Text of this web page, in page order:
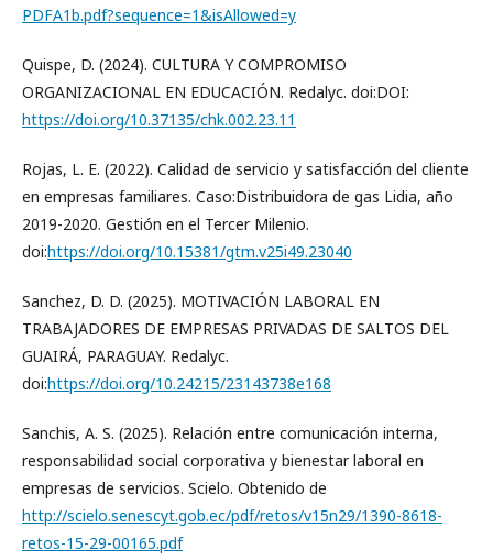
PDFA1b.pdf?sequence=1&isAllowed=y
Quispe, D. (2024). CULTURA Y COMPROMISO
ORGANIZACIONAL EN EDUCACIÓN. Redalyc. doi:DOI:
https://doi.org/10.37135/chk.002.23.11
Rojas, L. E. (2022). Calidad de servicio y satisfacción del cliente
en empresas familiares. Caso:Distribuidora de gas Lidia, año
2019-2020. Gestión en el Tercer Milenio.
doi:https://doi.org/10.15381/gtm.v25i49.23040
Sanchez, D. D. (2025). MOTIVACIÓN LABORAL EN
TRABAJADORES DE EMPRESAS PRIVADAS DE SALTOS DEL
GUAIRÁ, PARAGUAY. Redalyc.
doi:https://doi.org/10.24215/23143738e168
Sanchis, A. S. (2025). Relación entre comunicación interna,
responsabilidad social corporativa y bienestar laboral en
empresas de servicios. Scielo. Obtenido de
http://scielo.senescyt.gob.ec/pdf/retos/v15n29/1390-8618-
retos-15-29-00165.pdf